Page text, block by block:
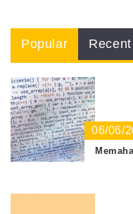
Popular Recent
06/06/